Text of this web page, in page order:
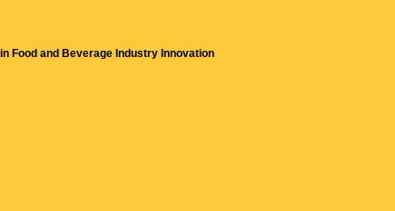
Food and Beverage Industry Innovation